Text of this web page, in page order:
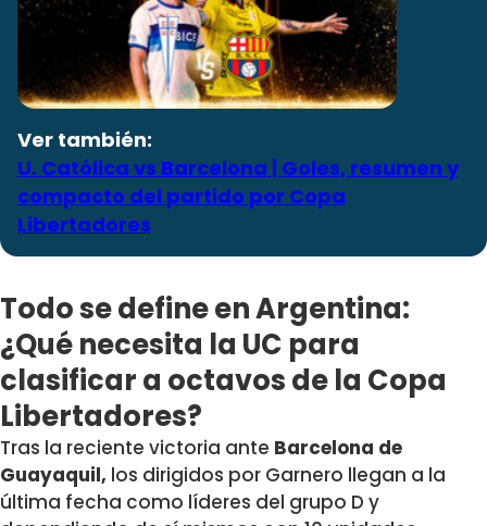
Ver también:
U. Católica vs Barcelona | Goles, resumen y
compacto del partido por Copa
Libertadores
Todo se define en Argentina:
¿Qué necesita la UC para
clasificar a octavos de la Copa
Libertadores?
Tras la reciente victoria ante Barcelona de
Guayaquil, los dirigidos por Garnero llegan a la
última fecha como líderes del grupo D y